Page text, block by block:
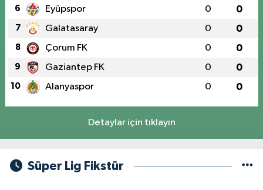
6 Eyüpspor 0 0
7 Galatasaray 0 0
8 Çorum FK 0 0
9 Gaziantep FK 0 0
10 Alanyaspor 0 0
Detaylar için tıklayın
Süper Lig Fikstür